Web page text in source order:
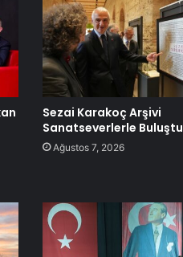
Sezai Karakoç Arşivi
Sanatseverlerle Buluştu
Ağustos 7, 2026